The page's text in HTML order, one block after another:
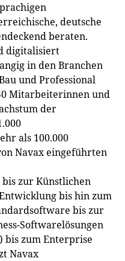
deutsche
beraten.
digitalisiert
in den Branchen
und Professional
Mitarbeiterinnen und
der
als 100.000
Navax eingeführten
bis zur Künstlichen
bis hin zum
bis zur
Softwarelösungen
bis zum Enterprise
Navax